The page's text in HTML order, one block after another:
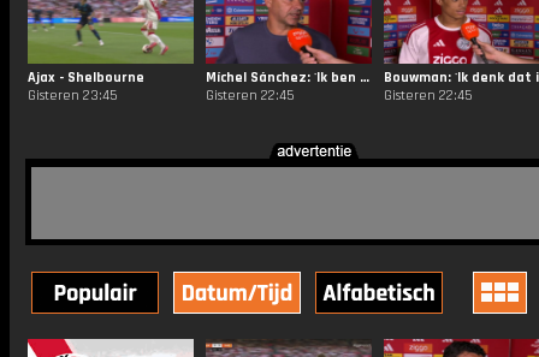
Ajax - Shelbourne
Gisteren 23:45
Míchel Sánchez: 'Ik ben niet tevreden met het resultaat'
Gisteren 22:45
Gisteren 22:45